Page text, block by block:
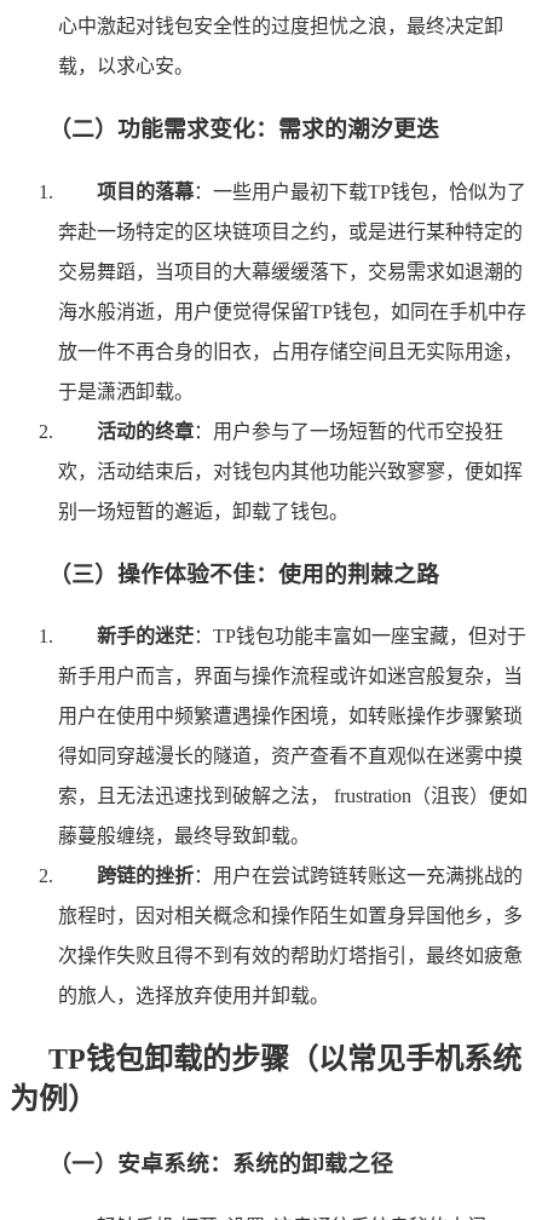
心中激起对钱包安全性的过度担忧之浪，最终决定卸
载，以求心安。
（二）功能需求变化：需求的潮汐更迭
项目的落幕：一些用户最初下载TP钱包，恰似为了
奔赴一场特定的区块链项目之约，或是进行某种特定的
交易舞蹈，当项目的大幕缓缓落下，交易需求如退潮的
海水般消逝，用户便觉得保留TP钱包，如同在手机中存
放一件不再合身的旧衣，占用存储空间且无实际用途，
于是潇洒卸载。
活动的终章：用户参与了一场短暂的代币空投狂
欢，活动结束后，对钱包内其他功能兴致寥寥，便如挥
别一场短暂的邂逅，卸载了钱包。
（三）操作体验不佳：使用的荆棘之路
新手的迷茫：TP钱包功能丰富如一座宝藏，但对于
新手用户而言，界面与操作流程或许如迷宫般复杂，当
用户在使用中频繁遭遇操作困境，如转账操作步骤繁琐
得如同穿越漫长的隧道，资产查看不直观似在迷雾中摸
索，且无法迅速找到破解之法， frustration（沮丧）便如
藤蔓般缠绕，最终导致卸载。
跨链的挫折：用户在尝试跨链转账这一充满挑战的
旅程时，因对相关概念和操作陌生如置身异国他乡，多
次操作失败且得不到有效的帮助灯塔指引，最终如疲惫
的旅人，选择放弃使用并卸载。
TP钱包卸载的步骤（以常见手机系统
为例）
（一）安卓系统：系统的卸载之径